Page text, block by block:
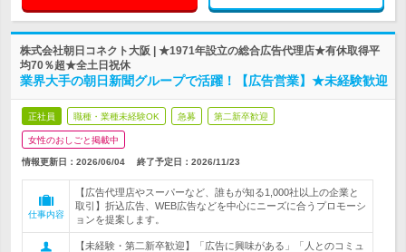
株式会社朝日コネクト大阪 | ★1971年設立の総合広告代理店★有休取得平
均70％超★全土日祝休
業界大手の朝日新聞グループで活躍！【広告営業】★未経験歓迎
正社員 職種・業種未経験OK 急募 第二新卒歓迎
女性のおしごと掲載中
情報更新日：2026/06/04 終了予定日： 2026/11/23
仕事内容
【広告代理店やスーパーなど、誰もが知る1,000社以上の企業と
取引】折込広告、WEB広告などを中心にニーズに合うプロモーシ
ョンを提案します。
【未経験・第二新卒歓迎】「広告に興味がある」「人とのコミュ